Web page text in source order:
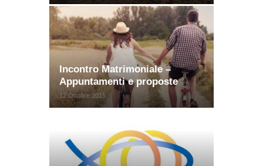
Incontro Matrimoniale –
Appuntamenti e proposte
12 Ottobre 2015